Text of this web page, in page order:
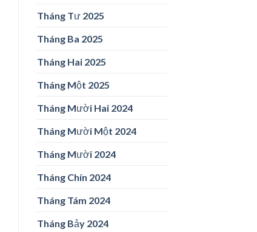
Tháng Tư 2025
Tháng Ba 2025
Tháng Hai 2025
Tháng Một 2025
Tháng Mười Hai 2024
Tháng Mười Một 2024
Tháng Mười 2024
Tháng Chín 2024
Tháng Tám 2024
Tháng Bảy 2024